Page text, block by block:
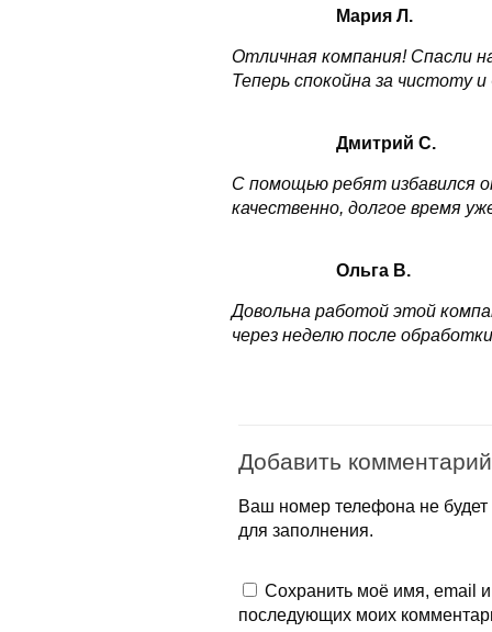
Мария Л.
Отличная компания! Спасли
Теперь спокойна за чистоту и
Дмитрий С.
С помощью ребят избавился
качественно, долгое время
Ольга В.
Довольна работой этой
через неделю после
Добавить комментарий
Ваш номер телефона не
для заполнения.
Сохранить моё имя, email
последующих моих